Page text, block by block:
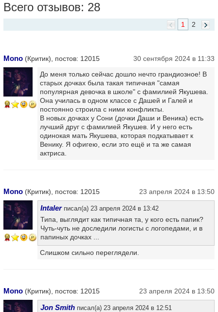
Всего отзывов: 28
2
1
Mono (Критик), постов: 12015 30 сентября 2024 в 11:33
10
До меня только сейчас дошло нечто грандиозное! В
старых дочках была такая типичная "самая
популярная девочка в школе" с фамилией Якушева.
Она училась в одном классе с Дашей и Галей и
постоянно строила с ними конфликты.
В новых дочках у Сони (дочки Даши и Веника) есть
лучший друг с фамилией Якушев. И у него есть
одинокая мать Якушева, которая подкатывает к
Венику. Я офигею, если это ещё и та же самая
актриса.
Mono (Критик), постов: 12015 23 апреля 2024 в 13:50
10
Intalerписал(а) 23 апреля 2024 в 13:42
Типа, выглядит как типичная та, у кого есть папик?
Чуть-чуть не доследили логисты с логопедами, и в
папиных дочках ...
Слишком сильно переглядели.
Mono (Критик), постов: 12015 23 апреля 2024 в 13:50
Jon Smith писал(а) 23 апреля 2024 в 12:51